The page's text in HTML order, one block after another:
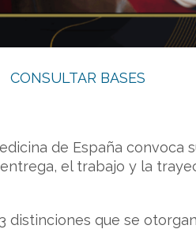
CONSULTAR BASES
de España convoca
el trabajo y la
distinciones que se